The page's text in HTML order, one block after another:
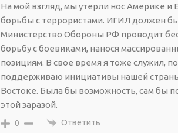
На мой взгляд, мы утерли нос Америке и
борьбы с террористами. ИГИЛ должен
Министерство Обороны РФ проводит
борьбу с боевиками, нанося
позициям. В свое время я тоже служил,
поддерживаю инициативы нашей
Востоке. Была бы возможность, сам бы
этой заразой.
0 Ответить